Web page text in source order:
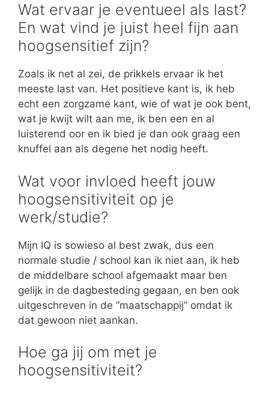
Wat ervaar je eventueel als last?
En wat vind je juist heel fijn aan
hoogsensitief zijn?
Zoals ik net al zei, de prikkels ervaar ik het
meeste last van. Het positieve kant is, ik heb
echt een zorgzame kant, wie of wat je ook bent,
wat je kwijt wilt aan me, ik ben een en al
luisterend oor en ik bied je dan ook graag een
knuffel aan als degene het nodig heeft.
Wat voor invloed heeft jouw
hoogsensitiviteit op je
werk/studie?
Mijn IQ is sowieso al best zwak, dus een
normale studie / school kan ik niet aan, ik heb
de middelbare school afgemaakt maar ben
gelijk in de dagbesteding gegaan, en ben ook
uitgeschreven in de “maatschappij” omdat ik
dat gewoon niet aankan.
Hoe ga jij om met je
hoogsensitiviteit?